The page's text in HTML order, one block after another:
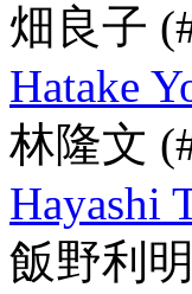
畑良子
Hatake
林隆文
Hayashi
飯野利明